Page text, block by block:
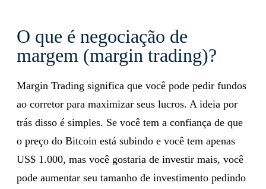
O que é negociação de
margem (margin trading)?
Margin Trading significa que você pode pedir fundos
ao corretor para maximizar seus lucros. A ideia por
trás disso é simples. Se você tem a confiança de que
o preço do Bitcoin está subindo e você tem apenas
US$ 1.000, mas você gostaria de investir mais, você
pode aumentar seu tamanho de investimento pedindo